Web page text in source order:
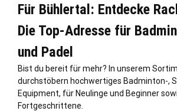
Für Bühlertal: Entdecke
Die Top-Adresse für
und Padel
Bist du bereit für mehr? In unserem
durchstöbern hochwertiges Badminton-,
Equipment, für Neulinge und Beginner
Fortgeschrittene.